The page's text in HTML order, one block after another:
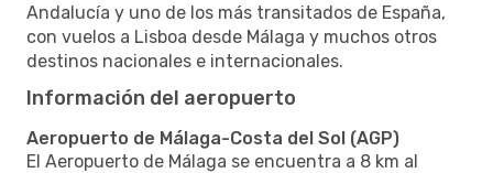
Andalucía y uno de los más transitados de España,
con vuelos a Lisboa desde Málaga y muchos otros
destinos nacionales e internacionales.
Información del aeropuerto
Aeropuerto de Málaga-Costa del Sol (AGP)
El Aeropuerto de Málaga se encuentra a 8 km al